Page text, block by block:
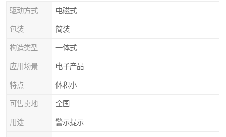
驱动方式 电磁式
包装 简装
构造类型 一体式
应用场景 电子产品
特点 体积小
可售卖地 全国
用途 警示提示